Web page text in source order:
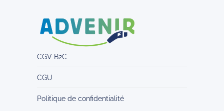
CGV B2C
CGU
Politique de confidentialité